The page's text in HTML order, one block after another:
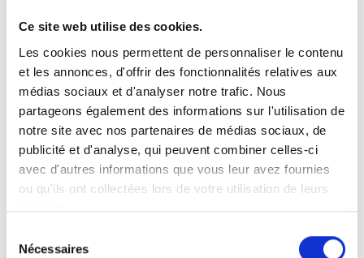
Ce site web utilise des cookies.
Les cookies nous permettent de personnaliser le contenu
et les annonces, d'offrir des fonctionnalités relatives aux
médias sociaux et d'analyser notre trafic. Nous
partageons également des informations sur l'utilisation de
notre site avec nos partenaires de médias sociaux, de
publicité et d'analyse, qui peuvent combiner celles-ci
avec d'autres informations que vous leur avez fournies
ou qu'ils ont collectées lors de votre utilisation de leurs
services.
Nécessaires
Avec un accueil sur place des particuliers et
professionnels,BERGER VÉGÉTAUX et ses 2 salariés
vous proposent sur 1300m² couverts et 2000m² en
extérieur : ouvert de septembre à mi-juin.
Arbres fruitiers, arbres d’ornement, arbustes caduques et